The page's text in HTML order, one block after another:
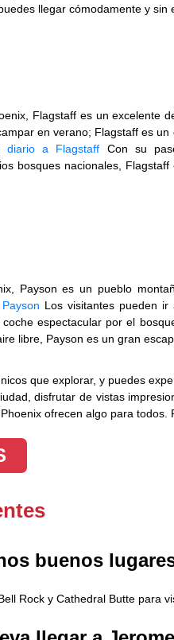
llegar cómodamente y sin
Flagstaff es un excelente
en verano; Flagstaff es
diario a Flagstaff Con su
bosques nacionales,
Payson es un pueblo
Los visitantes pueden
espectacular por el
libre, Payson es un gran
que explorar, y puedes
disfrutar de vistas
ofrecen algo para
buenos
Rock y Cathedral Butte para